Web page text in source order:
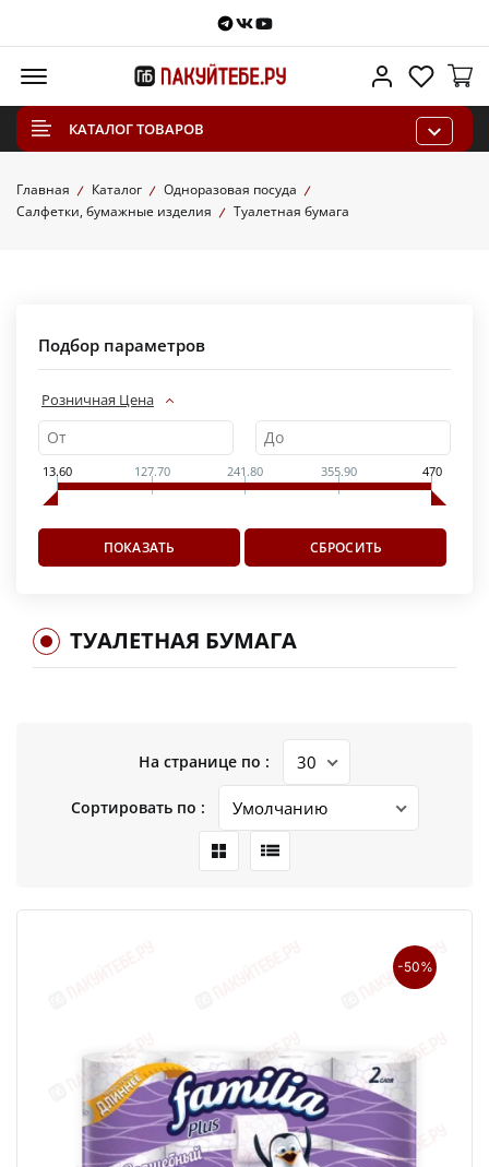
Telegram
VKontakte
Youtube
Личный
КАТАЛОГ ТОВАРОВ
Главная Каталог
Одноразовая посуда
Салфетки, бумажные изделия
Туалетная бумага
Подбор параметров
Розничная Цена
13.60 127.70 241.80 355.90 470
ТУАЛЕТНАЯ БУМАГА
На странице по :
Сортировать по :
-50%